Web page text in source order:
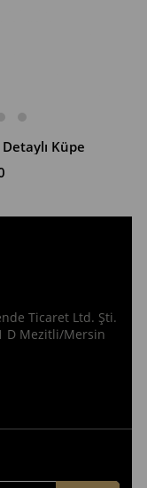
Küpe
Ticaret Ltd. Şti.
D Mezitli/Mersin